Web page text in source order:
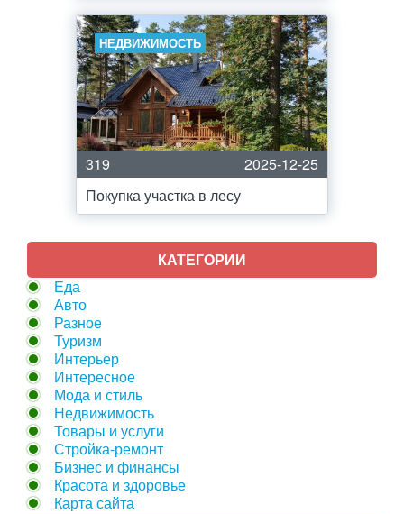
НЕДВИЖИМОСТЬ
319
2025-12-25
Покупка участка в лесу
КАТЕГОРИИ
Еда
Авто
Разное
Туризм
Интерьер
Интересное
Мода и стиль
Недвижимость
Товары и услуги
Стройка-ремонт
Бизнес и финансы
Красота и здоровье
Карта сайта